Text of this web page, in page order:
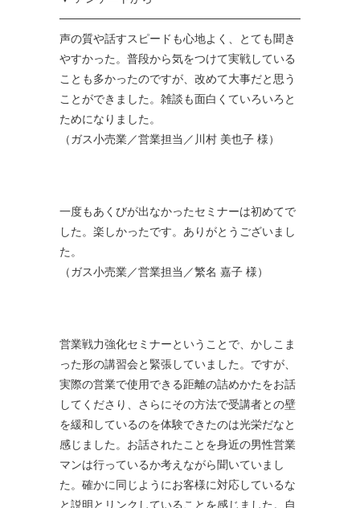
──────────────────────────────
声の質や話すスピードも心地よく、とても聞き
やすかった。普段から気をつけて実戦している
ことも多かったのですが、改めて大事だと思う
ことができました。雑談も面白くていろいろと
ためになりました。
（ガス小売業／営業担当／川村 美也子 様）
一度もあくびが出なかったセミナーは初めてで
した。楽しかったです。ありがとうございまし
た。
（ガス小売業／営業担当／繁名 嘉子 様）
営業戦力強化セミナーということで、かしこま
った形の講習会と緊張していました。ですが、
実際の営業で使用できる距離の詰めかたをお話
してくださり、さらにその方法で受講者との壁
を緩和しているのを体験できたのは光栄だなと
感じました。お話されたことを身近の男性営業
マンは行っているか考えながら聞いていまし
た。確かに同じようにお客様に対応しているな
と説明とリンクしていることを感じました。自